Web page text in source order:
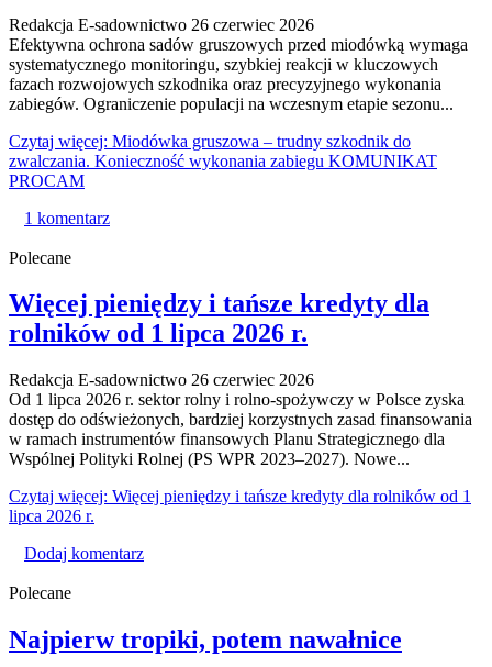
Redakcja E-sadownictwo 26 czerwiec 2026
Efektywna ochrona sadów gruszowych przed miodówką wymaga
systematycznego monitoringu, szybkiej reakcji w kluczowych
fazach rozwojowych szkodnika oraz precyzyjnego wykonania
zabiegów. Ograniczenie populacji na wczesnym etapie sezonu...
Czytaj więcej: Miodówka gruszowa – trudny szkodnik do
zwalczania. Konieczność wykonania zabiegu KOMUNIKAT
PROCAM
1 komentarz
Polecane
Więcej pieniędzy i tańsze kredyty dla
rolników od 1 lipca 2026 r.
Redakcja E-sadownictwo 26 czerwiec 2026
Od 1 lipca 2026 r. sektor rolny i rolno-spożywczy w Polsce zyska
dostęp do odświeżonych, bardziej korzystnych zasad finansowania
w ramach instrumentów finansowych Planu Strategicznego dla
Wspólnej Polityki Rolnej (PS WPR 2023–2027). Nowe...
Czytaj więcej: Więcej pieniędzy i tańsze kredyty dla rolników od 1
lipca 2026 r.
Dodaj komentarz
Polecane
Najpierw tropiki, potem nawałnice